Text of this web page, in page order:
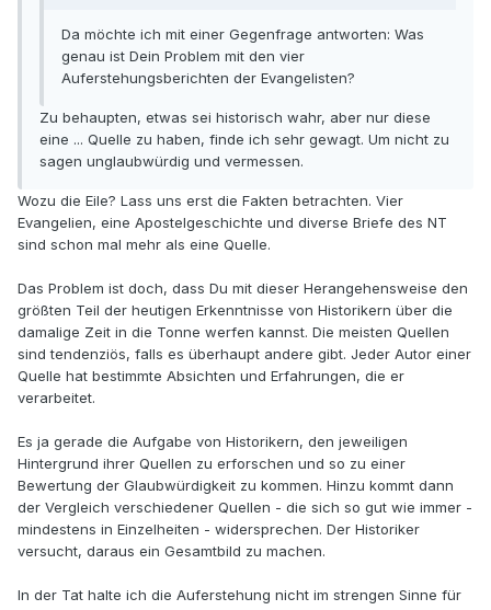
Da möchte ich mit einer Gegenfrage antworten: Was
genau ist Dein Problem mit den vier
Auferstehungsberichten der Evangelisten?
Zu behaupten, etwas sei historisch wahr, aber nur diese
eine ... Quelle zu haben, finde ich sehr gewagt. Um nicht zu
sagen unglaubwürdig und vermessen.
Wozu die Eile? Lass uns erst die Fakten betrachten. Vier
Evangelien, eine Apostelgeschichte und diverse Briefe des NT
sind schon mal mehr als eine Quelle.
Das Problem ist doch, dass Du mit dieser Herangehensweise den
größten Teil der heutigen Erkenntnisse von Historikern über die
damalige Zeit in die Tonne werfen kannst. Die meisten Quellen
sind tendenziös, falls es überhaupt andere gibt. Jeder Autor einer
Quelle hat bestimmte Absichten und Erfahrungen, die er
verarbeitet.
Es ja gerade die Aufgabe von Historikern, den jeweiligen
Hintergrund ihrer Quellen zu erforschen und so zu einer
Bewertung der Glaubwürdigkeit zu kommen. Hinzu kommt dann
der Vergleich verschiedener Quellen - die sich so gut wie immer -
mindestens in Einzelheiten - widersprechen. Der Historiker
versucht, daraus ein Gesamtbild zu machen.
In der Tat halte ich die Auferstehung nicht im strengen Sinne für